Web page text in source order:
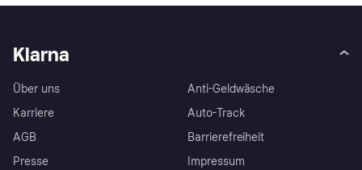
Klarna
Über uns
Karriere
AGB
Presse
Anti-Geldwäsche
Auto-Track
Barrierefreiheit
Impressum